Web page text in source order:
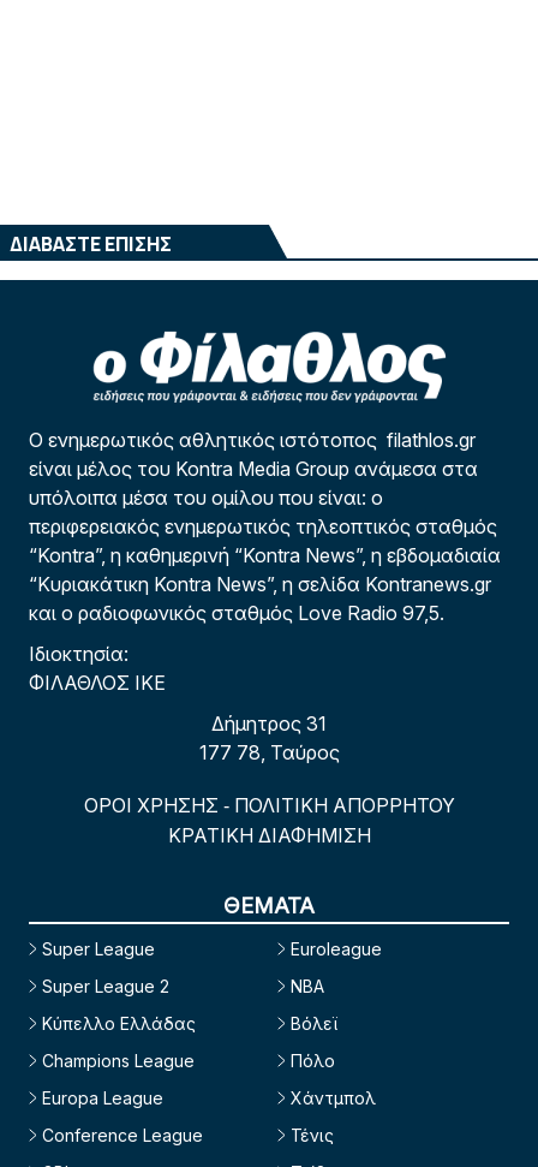
ΔΙΑΒΑΣΤΕ ΕΠΙΣΗΣ
Ο ενημερωτικός αθλητικός ιστότοπος filathlos.gr
είναι μέλος του Kontra Media Group ανάμεσα στα
υπόλοιπα μέσα του ομίλου που είναι: ο
περιφερειακός ενημερωτικός τηλεοπτικός σταθμός
“Kontra”, η καθημερινή “Kontra News”, η εβδομαδιαία
“Κυριακάτικη Kontra News”, η σελίδα Kontranews.gr
και ο ραδιοφωνικός σταθμός Love Radio 97,5.
Ιδιοκτησία:
ΦΙΛΑΘΛΟΣ ΙΚΕ
Δήμητρος 31
177 78, Ταύρος
ΟΡΟΙ ΧΡΗΣΗΣ - ΠΟΛΙΤΙΚΗ ΑΠΟΡΡΗΤΟΥ
ΚΡΑΤΙΚΗ ΔΙΑΦΗΜΙΣΗ
ΘΕΜΑΤΑ
Super League
Super League 2
Κύπελλο Ελλάδας
Champions League
Europa League
Conference League
Euroleague
NBA
Βόλεϊ
Πόλο
Χάντμπολ
Τένις